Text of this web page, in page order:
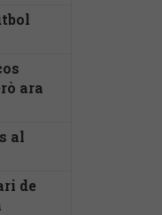
ara
al
de